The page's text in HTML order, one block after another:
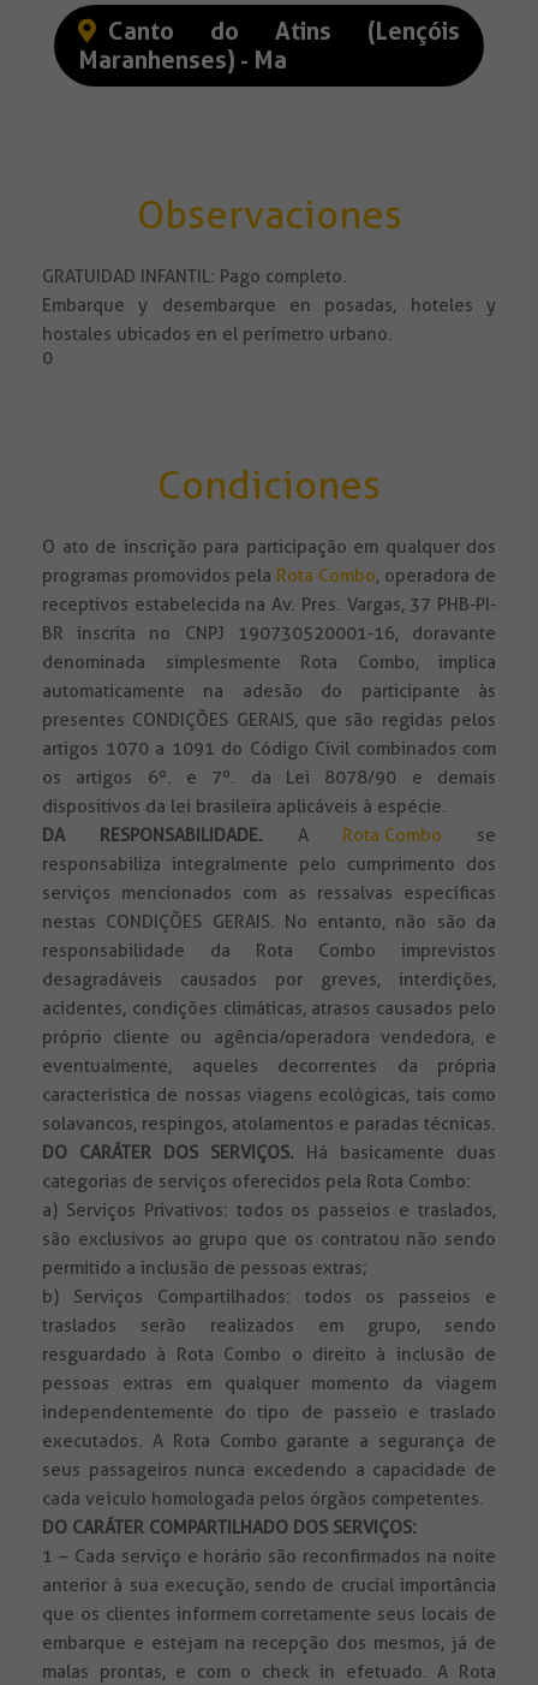
Canto do Atins (Lençóis
Maranhenses) - Ma
Observaciones
GRATUIDAD INFANTIL: Pago completo.
Embarque y desembarque en posadas, hoteles y
hostales ubicados en el perímetro urbano.
0
Condiciones
O ato de inscrição para participação em qualquer dos
programas promovidos pela Rota Combo, operadora de
receptivos estabelecida na Av. Pres. Vargas, 37 PHB-PI-
BR inscrita no CNPJ 190730520001-16, doravante
denominada simplesmente Rota Combo, implica
automaticamente na adesão do participante às
presentes CONDIÇÕES GERAIS, que são regidas pelos
artigos 1070 a 1091 do Código Civil combinados com
os artigos 6º. e 7º. da Lei 8078/90 e demais
dispositivos da lei brasileira aplicáveis à espécie.
DA RESPONSABILIDADE. A Rota Combo se
responsabiliza integralmente pelo cumprimento dos
serviços mencionados com as ressalvas específicas
nestas CONDIÇÕES GERAIS. No entanto, não são da
responsabilidade da Rota Combo imprevistos
desagradáveis causados por greves, interdições,
acidentes, condições climáticas, atrasos causados pelo
próprio cliente ou agência/operadora vendedora, e
eventualmente, aqueles decorrentes da própria
característica de nossas viagens ecológicas, tais como
solavancos, respingos, atolamentos e paradas técnicas.
DO CARÁTER DOS SERVIÇOS. Há basicamente duas
categorias de serviços oferecidos pela Rota Combo:
a) Serviços Privativos: todos os passeios e traslados,
são exclusivos ao grupo que os contratou não sendo
permitido a inclusão de pessoas extras;
b) Serviços Compartilhados: todos os passeios e
traslados serão realizados em grupo, sendo
resguardado à Rota Combo o direito à inclusão de
pessoas extras em qualquer momento da viagem
independentemente do tipo de passeio e traslado
executados. A Rota Combo garante a segurança de
seus passageiros nunca excedendo a capacidade de
cada veículo homologada pelos órgãos competentes.
DO CARÁTER COMPARTILHADO DOS SERVIÇOS:
1 – Cada serviço e horário são reconfirmados na noite
anterior à sua execução, sendo de crucial importância
que os clientes informem corretamente seus locais de
embarque e estejam na recepção dos mesmos, já de
malas prontas, e com o check in efetuado. A Rota